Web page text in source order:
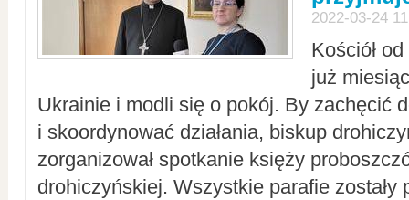
2022-03-24
Kościół
już
Ukrainie i modli się o pokój. By zachęcić
i skoordynować działania, biskup
zorganizował spotkanie księży
drohiczyńskiej. Wszystkie parafie zostały